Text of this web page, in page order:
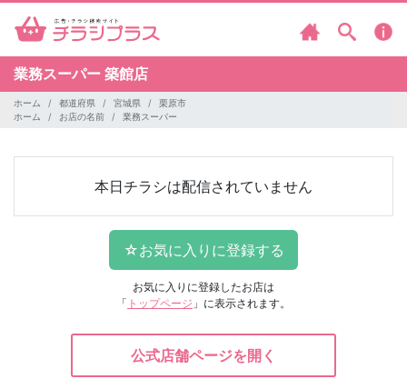
業務スーパー 築館店
ホーム 都道府県 宮城県
栗原市
ホーム
お店の名前 業務スーパー
本日チラシは配信されていません
お気に入りに登録したお店は
「 トップページ 」に表示されます。
公式店舗ページを開く